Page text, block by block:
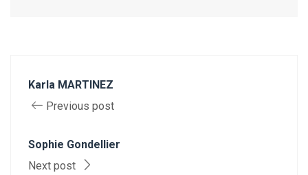
Karla MARTINEZ
Previous post
Sophie Gondellier
Next post